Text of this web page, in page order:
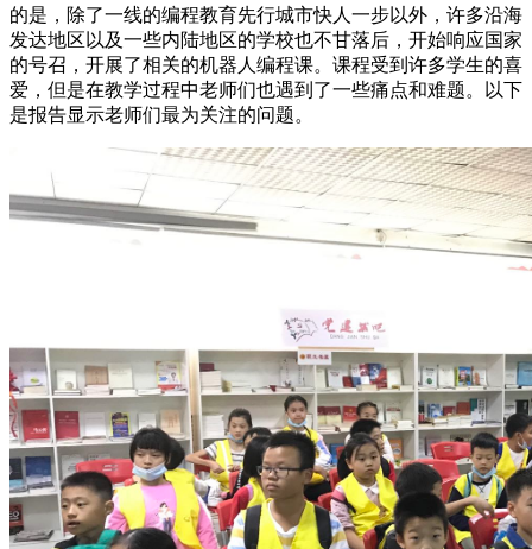
的是，除了一线的编程教育先行城市快人一步以外，许多沿海
发达地区以及一些内陆地区的学校也不甘落后，开始响应国家
的号召，开展了相关的机器人编程课。课程受到许多学生的喜
爱，但是在教学过程中老师们也遇到了一些痛点和难题。以下
是报告显示老师们最为关注的问题。